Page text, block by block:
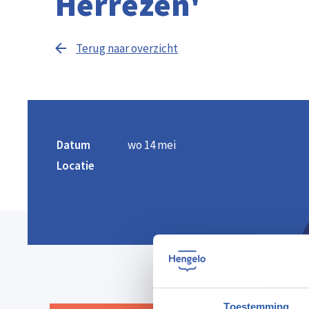
Toestemming
Terug naar overzicht
Datum
wo 14 mei
Locatie